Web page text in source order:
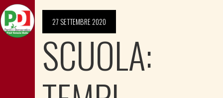
27 SETTEMBRE 2020
SCUOLA: